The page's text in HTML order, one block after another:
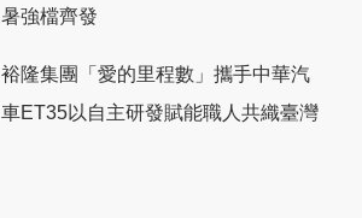
暑強檔齊發
裕隆集團「愛的里程數」攜手中華汽
車ET35以自主研發賦能職人共織臺灣